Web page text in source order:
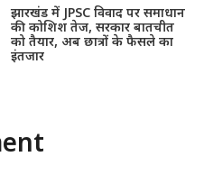
झारखंड में JPSC विवाद पर समाधान
की कोशिश तेज, सरकार बातचीत
को तैयार, अब छात्रों के फैसले का
इंतजार